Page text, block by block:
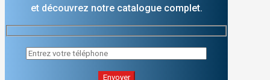
et découvrez notre catalogue complet.